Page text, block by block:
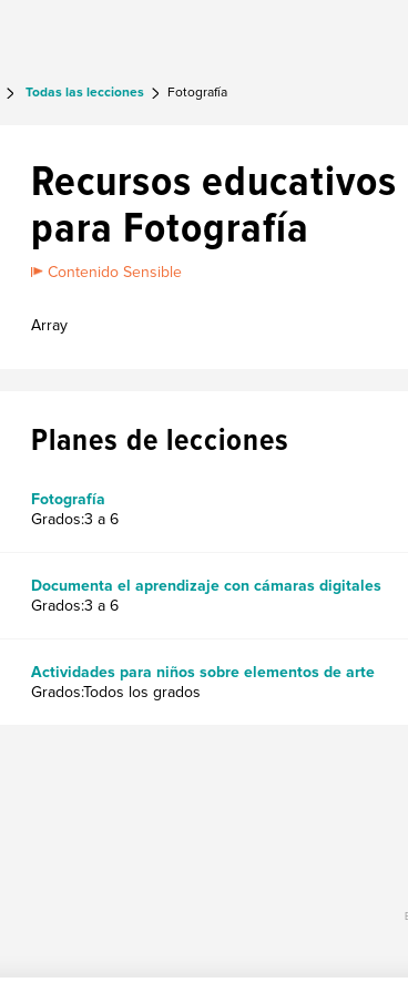
Todas las lecciones Fotografía
Recursos educativos
para Fotografía
Contenido Sensible
Array
Planes de lecciones
Fotografía
Grados:3 a 6
Documenta el aprendizaje con cámaras digitales
Grados:3 a 6
Actividades para niños sobre elementos de arte
Grados:Todos los grados